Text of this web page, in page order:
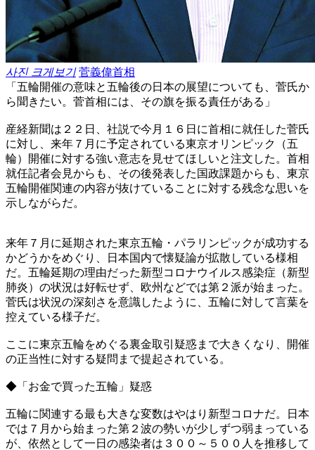
사진 크게보기 菅義偉首相
「五輪開催の意味と五輪後の日本の展望についても、菅氏か
ら聞きたい。菅首相には、その旗を振る責任がある」
産経新聞は２２日、社説で今月１６日に首相に就任した菅氏
に対し、来年７月に予定されている東京オリンピック（五
輪）開催に対する強い意志を見せてほしいと注文した。首相
就任記者会見からも、その後発表した国政課題からも、東京
五輪開催関連の内容が抜けていることに対する残念な思いを
示しながらだ。
来年７月に延期された東京五輪・パラリンピックが成功する
かどうかをめぐり、日本国内で懐疑論が拡散している様相
だ。五輪延期の理由だった新型コロナウイルス感染症（新型
肺炎）の状況は好転せず、欧州などでは第２派が始まった。
菅氏は状況の深刻さを意識したように、五輪に対して言葉を
控えている様子だ。
ここに東京五輪をめぐる裏金取引疑惑まで大きくなり、開催
の正当性に対する疑問まで提起されている。
◆「お金で買った五輪」疑惑
五輪に関連する最も大きな変数はやはり新型コロナだ。日本
では７月から始まった第２波の勢いが少しずつ弱まっている
が、依然として一日の感染者は３００～５００人を推移して